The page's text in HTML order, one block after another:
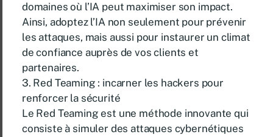
domaines où l’IA peut maximiser son impact.
Ainsi, adoptez l’IA non seulement pour prévenir
les attaques, mais aussi pour instaurer un climat
de confiance auprès de vos clients et
partenaires.
3. Red Teaming : incarner les hackers pour
renforcer la sécurité
Le Red Teaming est une méthode innovante qui
consiste à simuler des attaques cybernétiques